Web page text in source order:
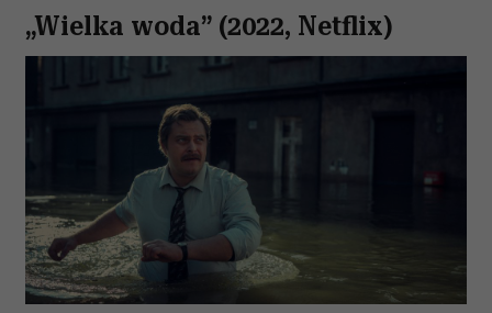
„Wielka woda” (2022, Netflix)